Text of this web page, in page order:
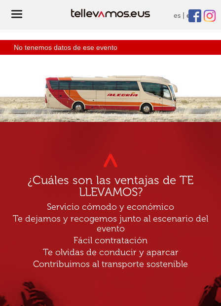
es eu
No tenemos datos de ese evento
¿Cuáles son las ventajas de TE
LLEVAMOS?
Servicio cómodo y económico
Te dejamos y recogemos junto al escenario del
evento
Fácil contratación
Te olvidas de conducir y aparcar
Contribuimos al transporte sostenible